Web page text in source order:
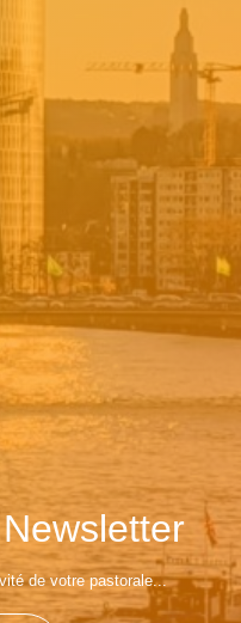
de votre pastorale...